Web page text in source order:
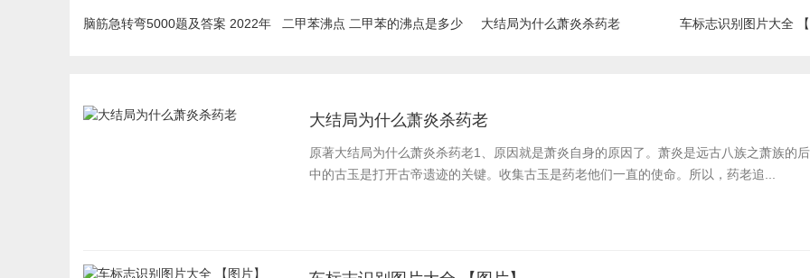
脑筋急转弯5000题及答案 2022年
二甲苯沸点 二甲苯的沸点是多少 大结局为什么萧炎杀药老 车标志识别图片大全
大结局为什么萧炎杀药老
原著大结局为什么萧炎杀药老​1、原因就是萧炎自身的原因了。萧炎是远古八族之萧族的
中的古玉是打开古帝遗迹的关键。收集古玉是药老他们一直的使命。所以，药老追...